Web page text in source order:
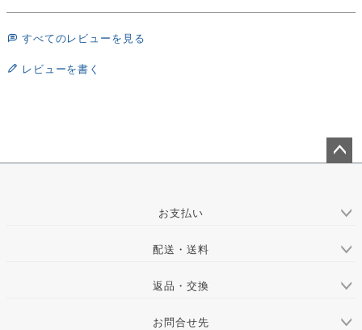
すべてのレビューを見る
レビューを書く
お支払い
配送・送料
返品・交換
お問合せ先